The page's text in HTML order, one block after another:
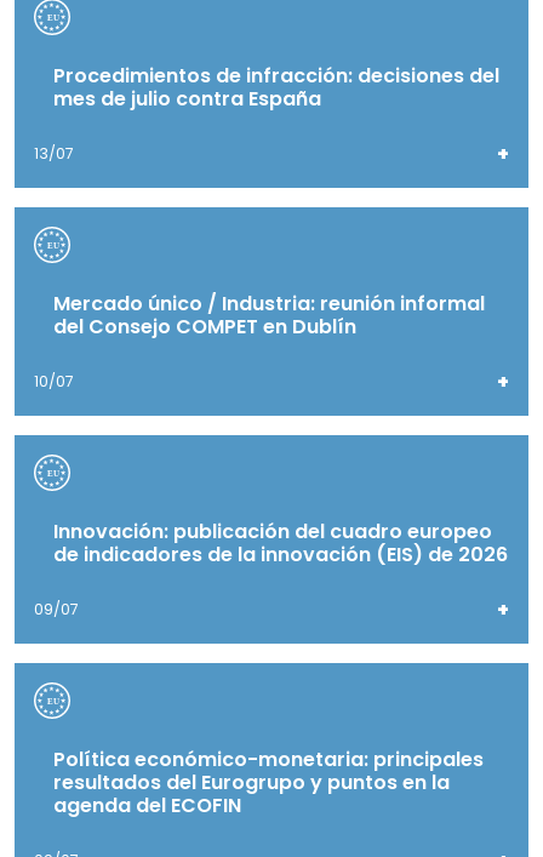
Procedimientos de infracción: decisiones del
mes de julio contra España
13/07 +
Mercado único / Industria: reunión informal
del Consejo COMPET en Dublín
10/07 +
Innovación: publicación del cuadro europeo
de indicadores de la innovación (EIS) de 2026
09/07 +
Política económico-monetaria: principales
resultados del Eurogrupo y puntos en la
agenda del ECOFIN